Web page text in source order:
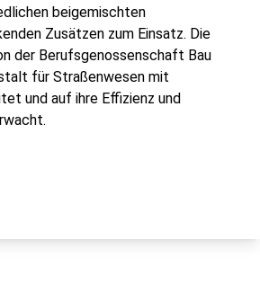
beigemischten
Zusätzen zum Einsatz. Die
der Berufsgenossenschaft Bau
für Straßenwesen mit
und auf ihre Effizienz und